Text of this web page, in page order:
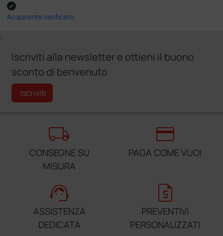
Acquirente verificato
;
Iscriviti alla newsletter e ottieni il buono
sconto di benvenuto
Iscriviti
local_shipping
CONSEGNE SU
MISURA
credit_card
PAGA COME VUOI
support_agent
ASSISTENZA
DEDICATA
request_quote
PREVENTIVI
PERSONALIZZATI